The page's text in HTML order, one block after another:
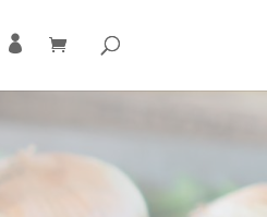
